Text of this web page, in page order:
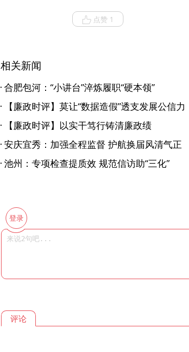
点赞 1
相关新闻
合肥包河：“小讲台”淬炼履职“硬本领”
【廉政时评】莫让“数据造假”透支发展公信力
【廉政时评】以实干笃行铸清廉政绩
安庆宜秀：加强全程监督 护航换届风清气正
池州：专项检查提质效 规范信访助“三化”
登录
评论